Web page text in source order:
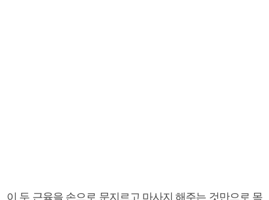
이 두 근육을 손으로 문지르고 마사지 해주는 것만으로 목